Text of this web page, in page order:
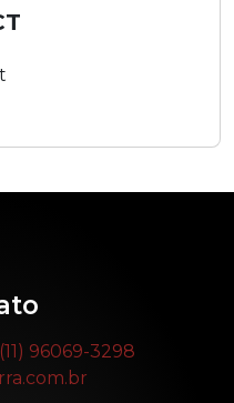
(11) 96069-3298